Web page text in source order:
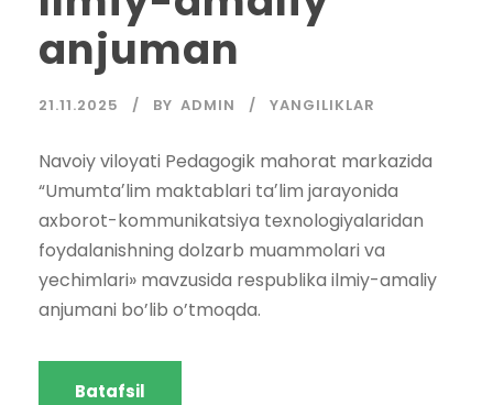
anjuman
21.11.2025 BY ADMIN YANGILIKLAR
Navoiy viloyati Pedagogik mahorat markazida
“Umumtaʼlim maktablari taʼlim jarayonida
axborot-kommunikatsiya texnologiyalaridan
foydalanishning dolzarb muammolari va
yechimlari» mavzusida respublika ilmiy-amaliy
anjumani bo’lib o’tmoqda.
Batafsil